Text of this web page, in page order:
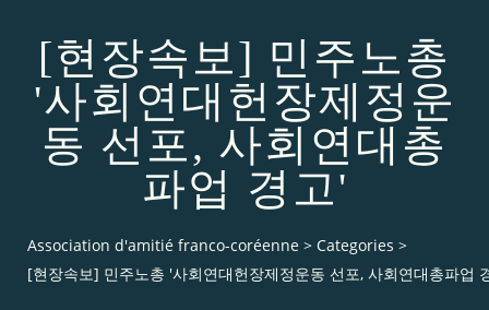
[현장속보] 민주노총
'사회연대헌장제정운
동 선포, 사회연대총
파업 경고'
Association d'amitié franco-coréenne > Categories >
[현장속보] 민주노총 '사회연대헌장제정운동 선포, 사회연대총파업